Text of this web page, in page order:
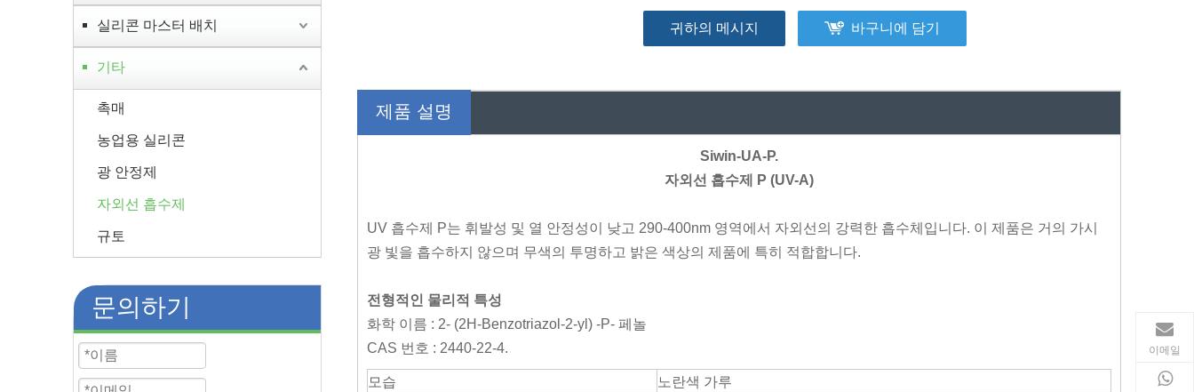
실리콘 마스터 배치
기타
촉매
농업용 실리콘
광 안정제
자외선 흡수제
규토
문의하기
귀하의 메시지 바구니에 담기
제품 설명
Siwin-UA-P.
자외선 흡수제 P (UV-A)
UV 흡수제 P는 휘발성 및 열 안정성이 낮고 290-400nm 영역에서 자외선의 강력한 흡수체입니다. 이 제품은 거의 가시
광 빛을 흡수하지 않으며 무색의 투명하고 밝은 색상의 제품에 특히 적합합니다.
전형적인 물리적 특성
화학 이름 : 2- (2H-Benzotriazol-2-yl) -P- 페놀
CAS 번호 : 2440-22-4.
모습
노란색 가루
이메일